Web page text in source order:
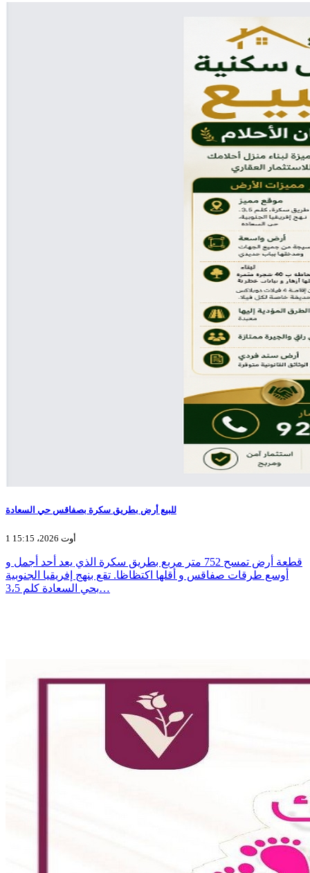
للبيع أرض بطريق سكرة بصفاقس حي السعادة
1 أوت 2026، 15:15
قطعة أرض تمسح 752 متر مربع بطريق سكرة الذي يعد أحد أجمل و
أوسع طرقات صفاقس و أقلها اكتظاظا. تقع بنهج إفريقيا الجنوبية
بحي السعادة كلم 3،5…